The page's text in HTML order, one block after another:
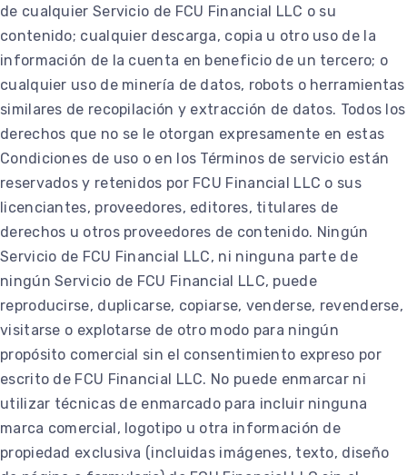
de cualquier Servicio de FCU Financial LLC o su
contenido; cualquier descarga, copia u otro uso de la
información de la cuenta en beneficio de un tercero; o
cualquier uso de minería de datos, robots o herramientas
similares de recopilación y extracción de datos. Todos los
derechos que no se le otorgan expresamente en estas
Condiciones de uso o en los Términos de servicio están
reservados y retenidos por FCU Financial LLC o sus
licenciantes, proveedores, editores, titulares de
derechos u otros proveedores de contenido. Ningún
Servicio de FCU Financial LLC, ni ninguna parte de
ningún Servicio de FCU Financial LLC, puede
reproducirse, duplicarse, copiarse, venderse, revenderse,
visitarse o explotarse de otro modo para ningún
propósito comercial sin el consentimiento expreso por
escrito de FCU Financial LLC. No puede enmarcar ni
utilizar técnicas de enmarcado para incluir ninguna
marca comercial, logotipo u otra información de
propiedad exclusiva (incluidas imágenes, texto, diseño